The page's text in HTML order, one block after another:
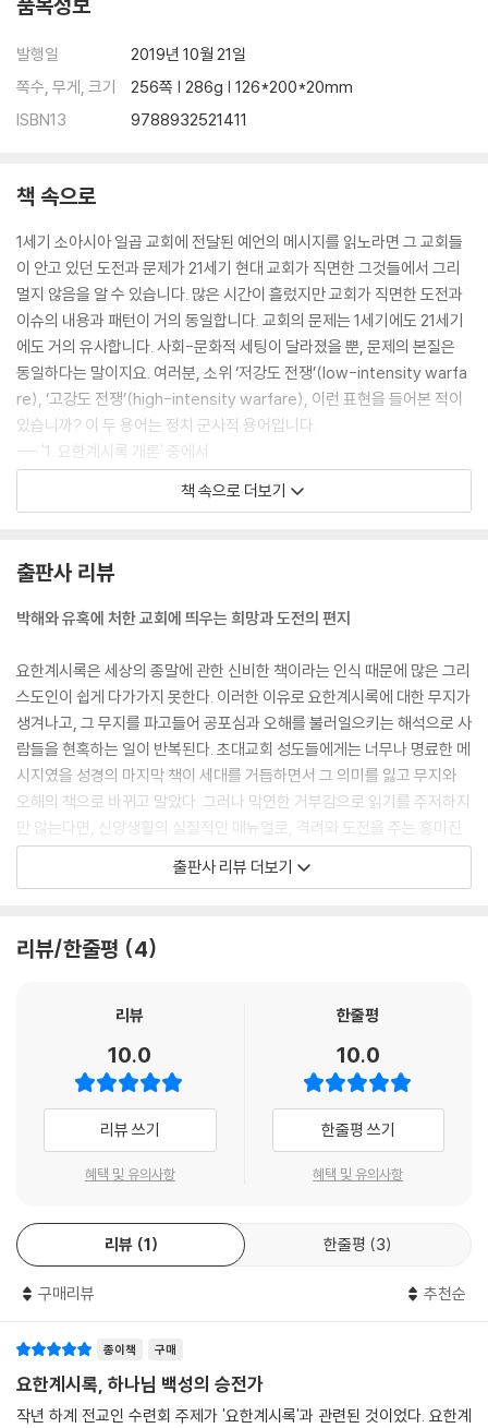
발행일
2019년 10월 21일
쪽수, 무게, 크기
256쪽 | 286g | 126*200*20mm
ISBN13
9788932521411
책 속으로
1세기 소아시아 일곱 교회에 전달된 예언의 메시지를 읽노라면 그 교회들
이 안고 있던 도전과 문제가 21세기 현대 교회가 직면한 그것들에서 그리
멀지 않음을 알 수 있습니다. 많은 시간이 흘렀지만 교회가 직면한 도전과
이슈의 내용과 패턴이 거의 동일합니다. 교회의 문제는 1세기에도 21세기
에도 거의 유사합니다. 사회-문화적 세팅이 달라졌을 뿐, 문제의 본질은
동일하다는 말이지요. 여러분, 소위 ‘저강도 전쟁’(low-intensity warfa
re), ‘고강도 전쟁’(high-intensity warfare), 이런 표현을 들어본 적이
있습니까? 이 두 용어는 정치 군사적 용어입니다.
--- '1. 요한계시록 개론' 중에서
짐승은 하나님을 모욕하고, 훼방하며, 하나님의 구원의 반열에 들지 못한
러한 사례가 많았습니다. 그 시대의 사람들을 영적으로 미혹하는 것은 바
로 이와 같은 강력한 정치적 권세입니다. 그런 미혹을 도와주는 것이 거짓
적 권세와 거짓 선지자는 둘의 만남을 통해서 악의 공조를 이루면서 많은
사람들을 미혹합니다.
--- '2. 요한계시록의 정치윤리' 중에서
오늘의 교회가 처한 환경은 초대교회의 역사적 문화적 정치적인 상황과 매
우 비슷합니다. 다양한 종교와 문화가 충돌하며 문명과 산업의 발전으로
풍요를 누리고 있습니다. 그동안 서구 사회를 지배해 온 기독교 신앙과 문
명도 이제는 소수자의 위치로 전락하고 있습니다. 미디어, 문화, 경제, 학
문을 이끄는 미국과 한국의 메인스트림도 이제는 비기독교적이거나 반기
의 문화와 타협하는 일들이 많아지고 있음을 부인할 수 없습니다. 이러한
--- '3. 요한계시록과 교회' 중에서
이처럼 요한계시록은 두려움과 무지를 위해서가 아니라 기쁨과 찬양을 불
러일으키는 축복을 목적으로 기록되고 전달되었습니다. 그러므로 요한계
시록은 우리에게 복을 주고, 은혜와 평강을 덧입히고, 우리를 나라와 제사
장으로 삼는 통로가 되어 줍니다. ‘요한계시록을 어떻게 설교할 것인가?’라
는 제목의 강의이지만, ‘어떻게’라는 방법론보다 ‘어떤 마음으로 설교할 것
감격과 기쁨으로 설교하게 되길 소망해 봅니다. 이러한 전제 속에 요한계
시록을 설교하기 위해 어떤 접근이 필요한지 살펴보겠습니다.
--- '4. 요한계시록과 설교' 중에서
책 속으로 더보기
출판사 리뷰
박해와 유혹에 처한 교회에 띄우는 희망과 도전의 편지
요한계시록은 세상의 종말에 관한 신비한 책이라는 인식 때문에 많은 그리
스도인이 쉽게 다가가지 못한다. 이러한 이유로 요한계시록에 대한 무지가
생겨나고, 그 무지를 파고들어 공포심과 오해를 불러일으키는 해석으로 사
람들을 현혹하는 일이 반복된다. 초대교회 성도들에게는 너무나 명료한 메
시지였을 성경의 마지막 책이 세대를 거듭하면서 그 의미를 잃고 무지와
오해의 책으로 바뀌고 말았다. 그러나 막연한 거부감으로 읽기를 주저하지
만 않는다면, 신앙생활의 실질적인 매뉴얼로, 격려와 도전을 주는 흥미진
진한 이야기로 요한계시록을 읽어 나갈 수 있다. 최근에 이르러 요한계시
록이 쓰일 당시의 묵시문학에 대한 연구가 활발히 이루어지고 더불어서 구
으로 개최한 성서유니온 LTC의 요한계시록 강연들을 엮은 “LTC 주제강
이상명 총장이 “요한계시록 개론”을 맡아, 시대적 배경, 상징들의 의미, 문
학적 장르, 구조, 개관 등 요한계시록을 이해하는 데 필요한 기본 정보들을
누구나 이해할 수 있도록 쉽게 설명한다. 다음으로 충현선교교회 민종기
목사가 “요한계시록의 정치윤리”라는 제목으로 요한계시록이 쓰인 시대
를 중심으로 전후사에 나타난 전제 정치와 전체주의의 흐름을 살핌으로써,
제며 요한계시록의 주요 관심사임을 보여 준다. “요한계시록과 교회”에서
는 로뎀장로교회 박일룡 목사가 모든 시대, 모든 지역에서 유혹과 핍박에
직면한 교회들에게 교회의 본질과 사명을 일깨우고 능력과 영광을 보여 줌
으로 믿음을 지키도록 권면하는 요한계시록의 주제를 풀어낸다. 마지막으
주 같은 요한계시록 언저리의 내용보다 예수 그리스도라는 핵심을 설교해
야 하며 밧모섬에 갇힌 노 사도 요한의 마음과 감격을 느끼며 설교해야 함
을 일깨운다.
출판사 리뷰 더보기
리뷰/한줄평 4
리뷰
10.0
리뷰 쓰기
혜택 및 유의사항
한줄평
10.0
한줄평 쓰기
혜택 및 유의사항
리뷰 1 한줄평 3
구매리뷰 추천순
종이책 구매
요한계시록, 하나님 백성의 승전가
작년 하계 전교인 수련회 주제가 '요한계시록'과 관련된 것이었다. 요한계